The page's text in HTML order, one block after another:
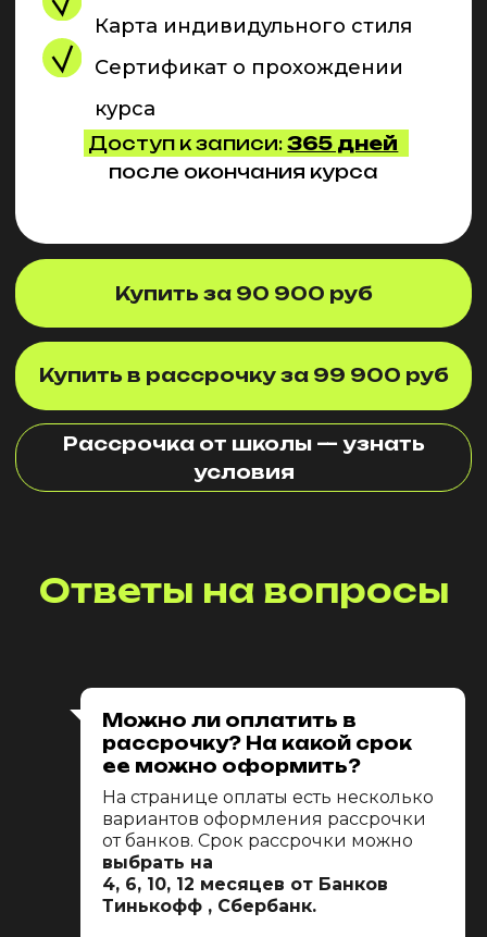
Ответы на вопросы
Можно ли оплатить в
рассрочку? На какой срок
ее можно оформить?
На странице оплаты есть несколько
вариантов оформления рассрочки
от банков. Срок рассрочки можно
выбрать на
4, 6, 10, 12 месяцев от Банков
Тинькофф , Сбербанк.
ОБРАЗОВАТЕЛЬНЫЕ
ПРОГРАММЫ
Дополнительная общеобразовательная
общеразвивающая программа "Стилист-
Форма обучения: заочная, дистанционная (с
использованием платформы GETCOURSE)
Написать в Telegram
Эл. адрес:
Программа
Для кого
©2024 ИП Глазкова ОГРНИП
319745600170567
ИНН 740501636698
Разработка сайта